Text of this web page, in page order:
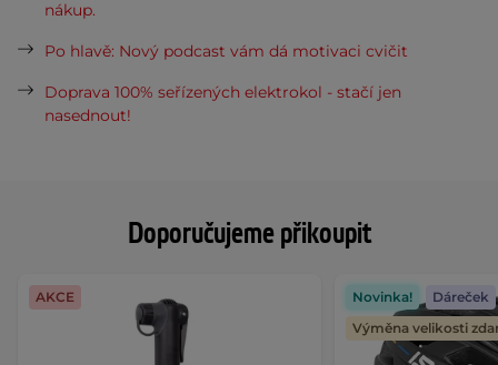
Doporučujeme přikoupit
AKCE Novinka!
Dáreček
Výměna velikosti
nákup.
Po hlavě: Nový podcast vám dá motivaci cvičit
Doprava 100% seřízených elektrokol - stačí jen
nasednout!